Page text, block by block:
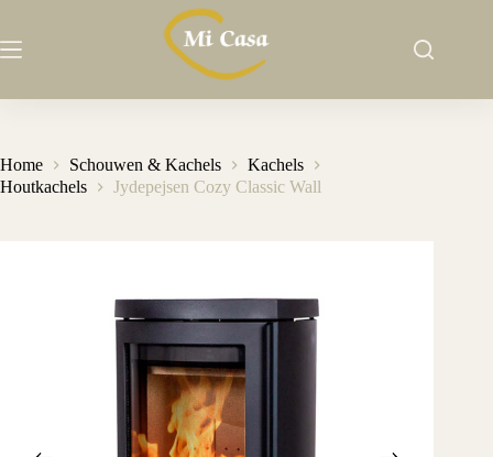
de
Home Schouwen & Kachels
Kachels
Houtkachels
Jydepejsen Cozy Classic Wall